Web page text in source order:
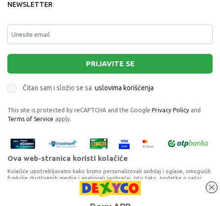
NEWSLETTER
PRIJAVITE SE
Čitao sam i složio se sa uslovima korišćenja
This site is protected by reCAPTCHA and the Google Privacy Policy and
Terms of Service apply.
Ova web-stranica koristi kolačiće
Kolačiće upotrebljavamo kako bismo personalizovali sadržaj i oglase, omogućili
funkcije društvenih medija i analizirali saobraćaj. Isto tako, podatke o vašoj
upotrebi naše web-lokacije delimo s partnerima za društvene medije,
oglašavanje i analizu, a oni ih mogu kombinovati s drugim podacima koje ste im
pružili ili koje su prikupili dok ste upotrebljavali njihove usluge. Nastavkom